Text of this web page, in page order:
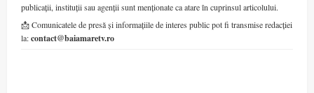
publicații, instituții sau agenții sunt menționate ca atare în cuprinsul articolului.
📩 Comunicatele de presă și informațiile de interes public pot fi transmise redacției
la:contact@baiamaretv.ro